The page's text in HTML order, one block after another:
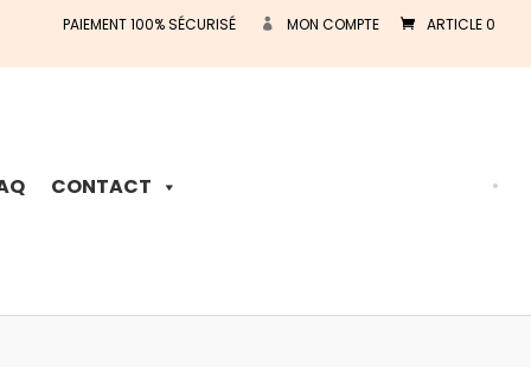
PAIEMENT 100% SÉCURISÉ MON COMPTE ARTICLE 0
CONTACT
Recherche